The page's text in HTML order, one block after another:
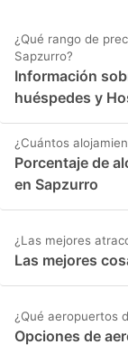
¿Qué rango de
Sapzurro?
Información
huéspedes y
¿Cuántos
Porcentaje de
en Sapzurro
¿Las mejores
Las mejores
¿Qué aeropuertos
Opciones de